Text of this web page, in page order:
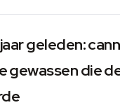
geleden:
gewassen die